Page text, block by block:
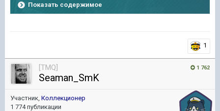
Показать содержимое
1
1 762
[TMQ]
Seaman_SmK
Участник, Коллекционер
1 774 публикации